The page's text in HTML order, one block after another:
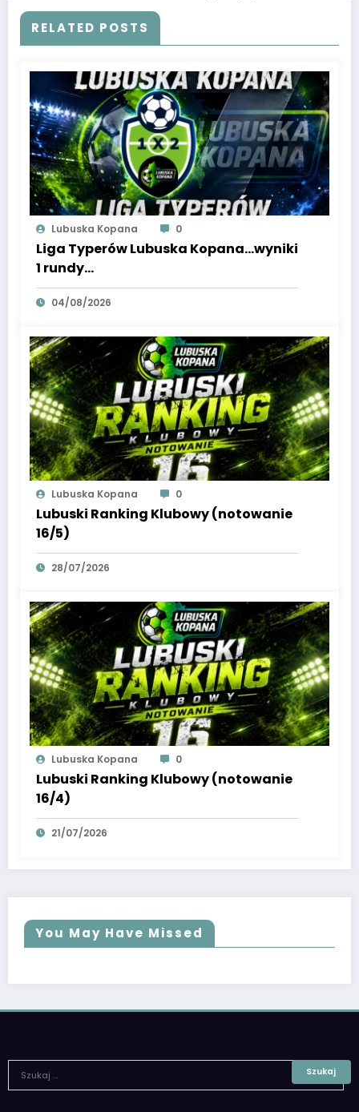
RELATED POSTS
Lubuska Kopana 0
Liga Typerów Lubuska Kopana…wyniki
1 rundy…
04/08/2026
Lubuska Kopana 0
Lubuski Ranking Klubowy (notowanie
16/5)
28/07/2026
Lubuska Kopana 0
Lubuski Ranking Klubowy (notowanie
16/4)
21/07/2026
You May Have Missed